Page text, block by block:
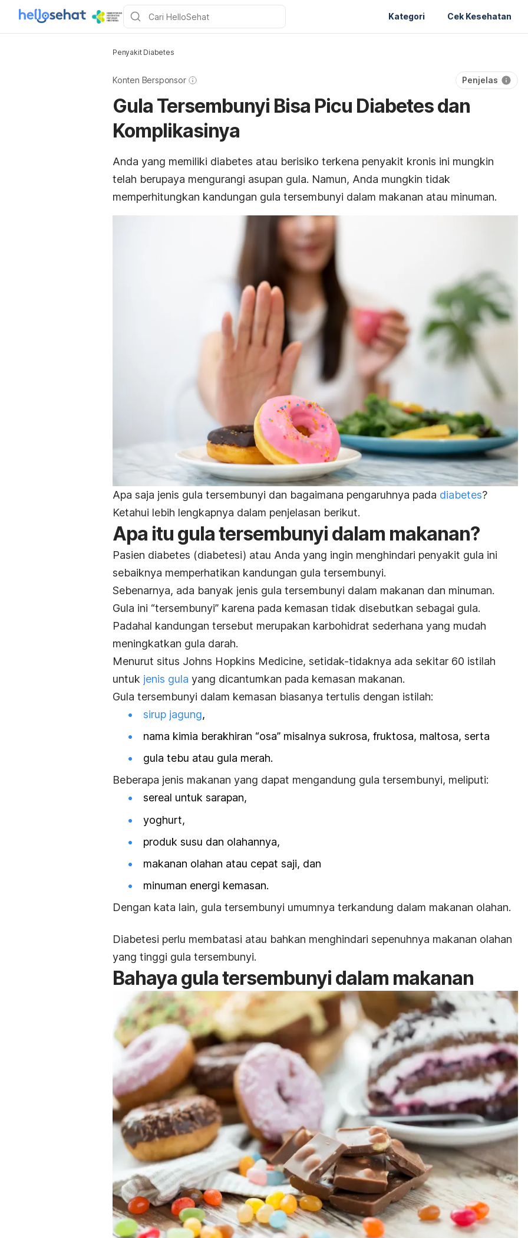
Kategori Cek Kesehatan
Penyakit Diabetes
Konten Bersponsor Penjelas
Gula Tersembunyi Bisa Picu Diabetes dan
Komplikasinya
Anda yang memiliki diabetes atau berisiko terkena penyakit kronis ini mungkin
telah berupaya mengurangi asupan gula. Namun, Anda mungkin tidak
memperhitungkan kandungan gula tersembunyi dalam makanan atau minuman.
Apa saja jenis gula tersembunyi dan bagaimana pengaruhnya pada diabetes?
Ketahui lebih lengkapnya dalam penjelasan berikut.
Apa itu gula tersembunyi dalam makanan?
Pasien diabetes (diabetesi) atau Anda yang ingin menghindari penyakit gula ini
sebaiknya memperhatikan kandungan gula tersembunyi.
Sebenarnya, ada banyak jenis gula tersembunyi dalam makanan dan minuman.
Gula ini “tersembunyi” karena pada kemasan tidak disebutkan sebagai gula.
Padahal kandungan tersebut merupakan karbohidrat sederhana yang mudah
meningkatkan gula darah.
Menurut situs Johns Hopkins Medicine, setidak-tidaknya ada sekitar 60 istilah
untuk jenis gula yang dicantumkan pada kemasan makanan.
Gula tersembunyi dalam kemasan biasanya tertulis dengan istilah:
sirup jagung,
nama kimia berakhiran “osa” misalnya sukrosa, fruktosa, maltosa, serta
gula tebu atau gula merah.
Beberapa jenis makanan yang dapat mengandung gula tersembunyi, meliputi:
sereal untuk sarapan,
yoghurt,
produk susu dan olahannya,
makanan olahan atau cepat saji, dan
minuman energi kemasan.
Dengan kata lain, gula tersembunyi umumnya terkandung dalam makanan olahan.
Diabetesi perlu membatasi atau bahkan menghindari sepenuhnya makanan olahan
yang tinggi gula tersembunyi.
Bahaya gula tersembunyi dalam makanan